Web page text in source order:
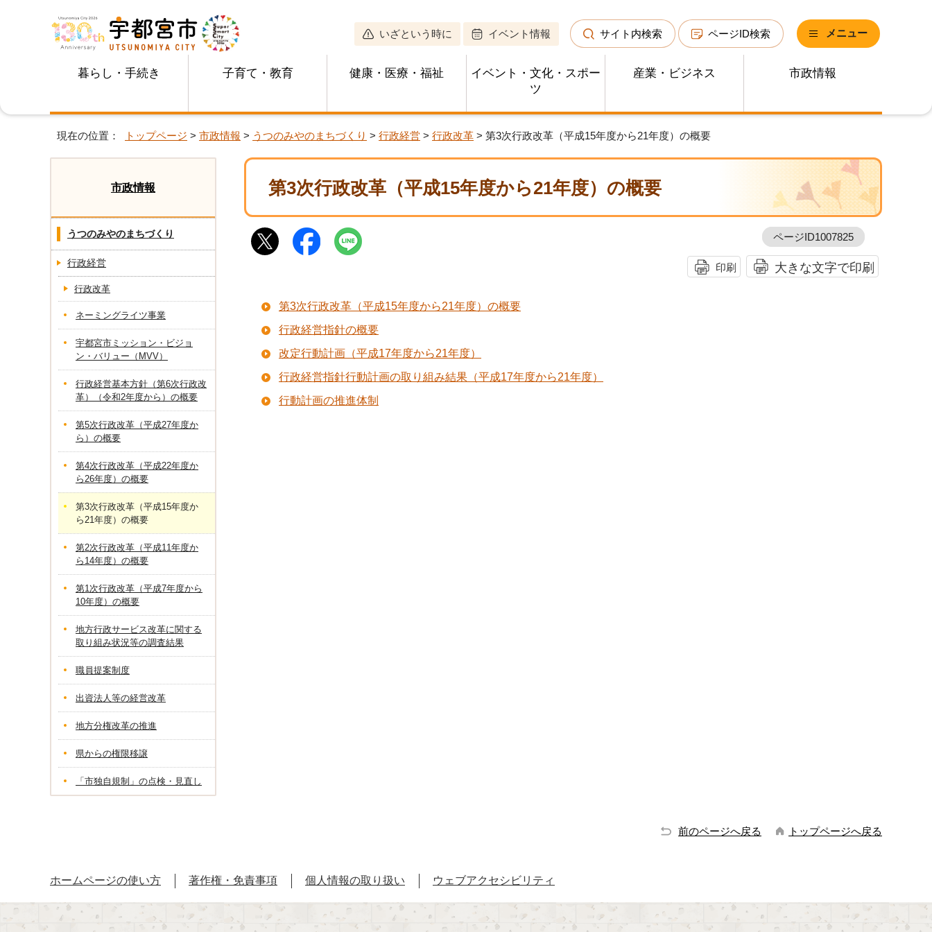
いざという時に イベント情報 サイト内検索 ページID検索 メニュー
暮らし・手続き 子育て・教育 健康・医療・福祉
イベント・文化・スポー
ツ
産業・ビジネス 市政情報
現在の位置： トップページ > 市政情報 > うつのみやのまちづくり > 行政経営 > 行政改革 > 第3次行政改革（平成15年度から21年度）の概要
第3次行政改革（平成15年度から21年度）の概要
ページID1007825
印刷 大きな文字で印刷
第3次行政改革（平成15年度から21年度）の概要
行政経営指針の概要
改定行動計画（平成17年度から21年度）
行政経営指針行動計画の取り組み結果（平成17年度から21年度）
行動計画の推進体制
市政情報
うつのみやのまちづくり
行政経営
行政改革
ネーミングライツ事業
宇都宮市ミッション・ビジョ
ン・バリュー（MVV）
行政経営基本方針（第6次行政改
革）（令和2年度から）の概要
第5次行政改革（平成27年度か
ら）の概要
第4次行政改革（平成22年度か
ら26年度）の概要
第3次行政改革（平成15年度か
ら21年度）の概要
第2次行政改革（平成11年度か
ら14年度）の概要
第1次行政改革（平成7年度から
10年度）の概要
地方行政サービス改革に関する
取り組み状況等の調査結果
職員提案制度
出資法人等の経営改革
地方分権改革の推進
県からの権限移譲
「市独自規制」の点検・見直し
前のページへ戻る トップページへ戻る
ホームページの使い方 著作権・免責事項 個人情報の取り扱い ウェブアクセシビリティ